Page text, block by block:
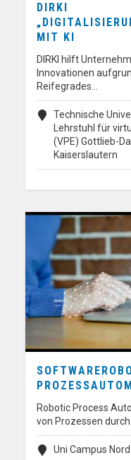
DIRKI
MIT KI
DIRKI hilft
Innovationen
Reifegrades…
Technische
Lehrstuhl für
(VPE) Gottlieb-
Kaiserslautern
Robotic Process
von Prozessen
Uni Campus